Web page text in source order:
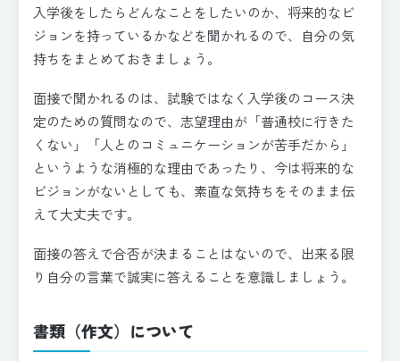
入学後をしたらどんなことをしたいのか、将来的なビ
ジョンを持っているかなどを聞かれるので、自分の気
持ちをまとめておきましょう。
面接で聞かれるのは、試験ではなく入学後のコース決
定のための質問なので、志望理由が「普通校に行きた
くない」「人とのコミュニケーションが苦手だから」
というような消極的な理由であったり、今は将来的な
ビジョンがないとしても、素直な気持ちをそのまま伝
えて大丈夫です。
面接の答えで合否が決まることはないので、出来る限
り自分の言葉で誠実に答えることを意識しましょう。
書類（作文）について